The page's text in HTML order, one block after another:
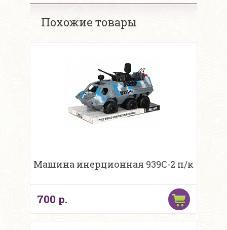
Похожие товары
Машина инерционная 939C-2 п/к
700 р.